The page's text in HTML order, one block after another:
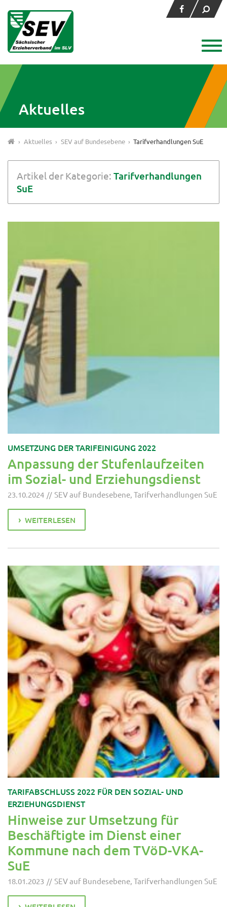
Aktuelles
› Aktuelles › SEV auf Bundesebene › Tarifverhandlungen SuE
Artikel der Kategorie: Tarifverhandlungen
SuE
UMSETZUNG DER TARIFEINIGUNG 2022
Anpassung der Stufenlaufzeiten
im Sozial- und Erziehungsdienst
23.10.2024 SEV auf Bundesebene, Tarifverhandlungen SuE
WEITERLESEN
TARIFABSCHLUSS 2022 FÜR DEN SOZIAL- UND
ERZIEHUNGSDIENST
Hinweise zur Umsetzung für
Beschäftigte im Dienst einer
Kommune nach dem TVöD-VKA-
SuE
18.01.2023 SEV auf Bundesebene Tarifverhandlungen SuE